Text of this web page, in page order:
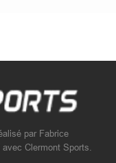
par Fabrice
Clermont Sports.